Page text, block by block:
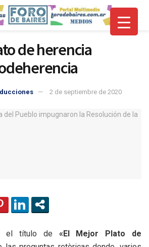
de herencia
2 de septiembre de 2020
el título de «El Mejor Plato de